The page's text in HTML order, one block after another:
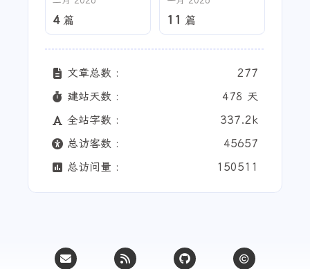
4 篇 11 篇
文章总数 :
277
建站天数 :
478 天
全站字数 :
337.2k
总访客数 :
45657
总访问量 :
150511